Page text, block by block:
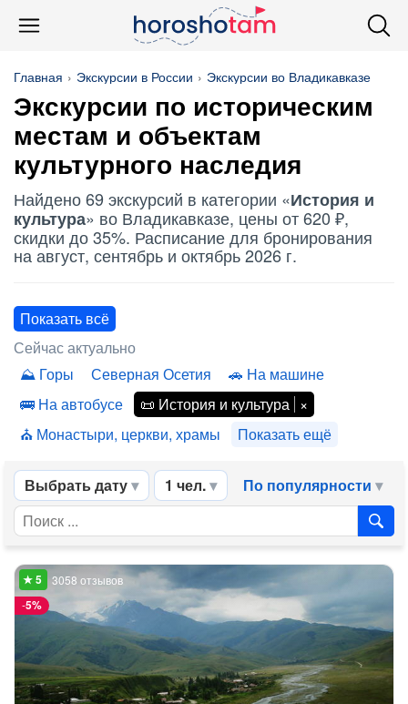
Главная Экскурсии в России Экскурсии во Владикавказе
Экскурсии по историческим
местам и объектам
культурного наследия
Найдено 69 экскурсий в категории «История и
культура» во Владикавказе, цены от 620 ₽,
скидки до 35%. Расписание для бронирования
на август, сентябрь и октябрь 2026 г.
Показать всё
Сейчас актуально
Горы
Северная Осетия
На машине
На автобусе
История и культура
Монастыри, церкви, храмы
Показать ещё
Выбрать дату 1 чел. По популярности
-5%
3058 отзывов